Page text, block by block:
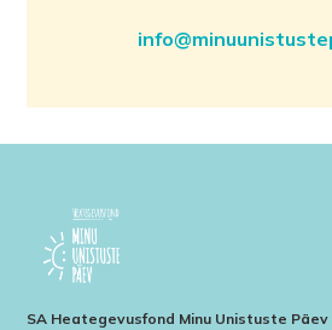
SA Heategevusfond Minu Unistuste Päev